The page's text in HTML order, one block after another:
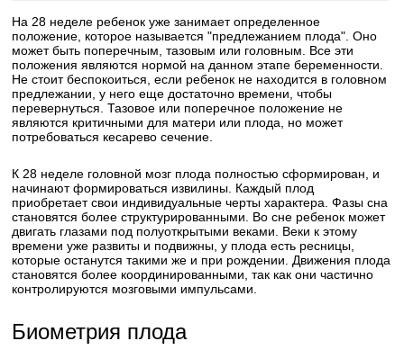
На 28 неделе ребенок уже занимает определенное
положение, которое называется "предлежанием плода". Оно
может быть поперечным, тазовым или головным. Все эти
положения являются нормой на данном этапе беременности.
Не стоит беспокоиться, если ребенок не находится в головном
предлежании, у него еще достаточно времени, чтобы
перевернуться. Тазовое или поперечное положение не
являются критичными для матери или плода, но может
потребоваться кесарево сечение.
К 28 неделе головной мозг плода полностью сформирован, и
начинают формироваться извилины. Каждый плод
приобретает свои индивидуальные черты характера. Фазы сна
становятся более структурированными. Во сне ребенок может
двигать глазами под полуоткрытыми веками. Веки к этому
времени уже развиты и подвижны, у плода есть ресницы,
которые останутся такими же и при рождении. Движения плода
становятся более координированными, так как они частично
контролируются мозговыми импульсами.
Биометрия плода